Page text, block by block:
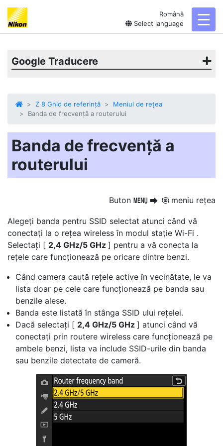
Română
Select language
Google Traducere
Z 8 Ghid de referință
Meniul de rețea
Banda de frecvență a routerului
Banda de frecvență a
routerului
Buton G U F meniu rețea
Alegeți banda pentru SSID selectat atunci când vă
conectați la o rețea wireless în modul stație Wi-Fi .
Selectați [ 2,4 GHz/5 GHz ] pentru a vă conecta la
rețele care funcționează pe oricare dintre benzi.
Când camera caută rețele active în vecinătate, le va
lista doar pe cele care funcționează pe banda sau
benzile alese.
Banda este listată în stânga SSID ului rețelei.
Dacă selectați [ 2,4 GHz/5 GHz ] atunci când vă
conectați prin routere wireless care funcționează pe
ambele benzi, lista va include SSID-urile din banda
sau benzile detectate de cameră.